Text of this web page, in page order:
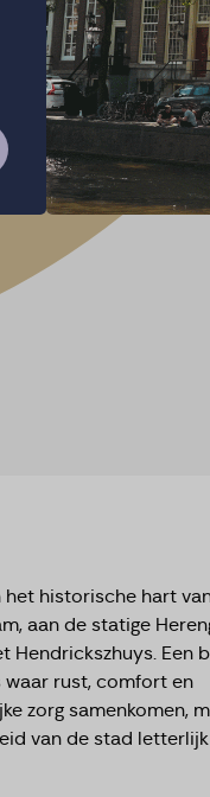
het historische hart
aan de statige
Hendrickszhuys. Een
waar rust, comfort en
zorg samenkomen,
van de stad